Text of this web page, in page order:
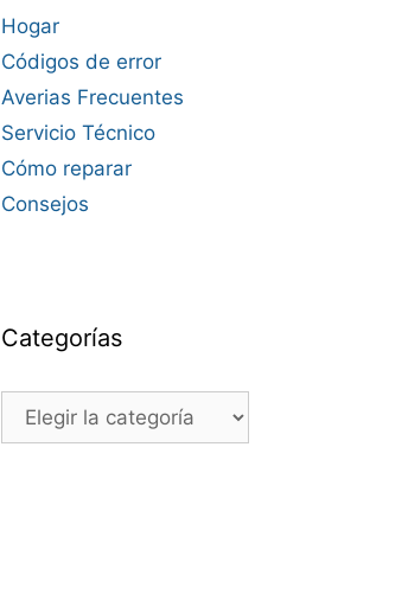
Hogar
Códigos de error
Averias Frecuentes
Servicio Técnico
Cómo reparar
Consejos
Categorías
Categorías